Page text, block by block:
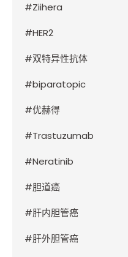
#Ziihera
#HER2
#双特异性抗体
#biparatopic
#优赫得
#Trastuzumab
#Neratinib
#胆道癌
#肝内胆管癌
#肝外胆管癌